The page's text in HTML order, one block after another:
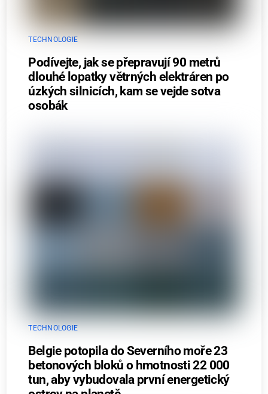
TECHNOLOGIE
Podívejte, jak se přepravují 90 metrů
dlouhé lopatky větrných elektráren po
úzkých silnicích, kam se vejde sotva
osobák
TECHNOLOGIE
Belgie potopila do Severního moře 23
betonových bloků o hmotnosti 22 000
tun, aby vybudovala první energetický